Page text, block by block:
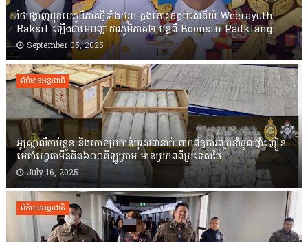
ថៃបង្ហាញមុខមេភូមិភាគថ្មីទាំង៤រូប ក្នុងនោះឧត្តមសេនីយ៍ Weerayuth
Raksil ឡើងជាមេបញ្ជាការភូមិភាគ២ បន្តពី Boonsin Padklang
September 05, 2025
ព័ត៌មានអន្តរជាតិ
អូស្រ្តាលីចាប់ខ្លួន និងចោទប្រកាន់បុរស៣នាក់ ពាក់ព័ន្ធការលួចនាំចូលថ្នាំញៀន
មេតាំហ្វេតាមីនជិត៦០០គីឡូក្រាម មានប្រភពពីប្រទេសថៃ
July 16, 2025
ព័ត៌មានអន្តរជាតិ